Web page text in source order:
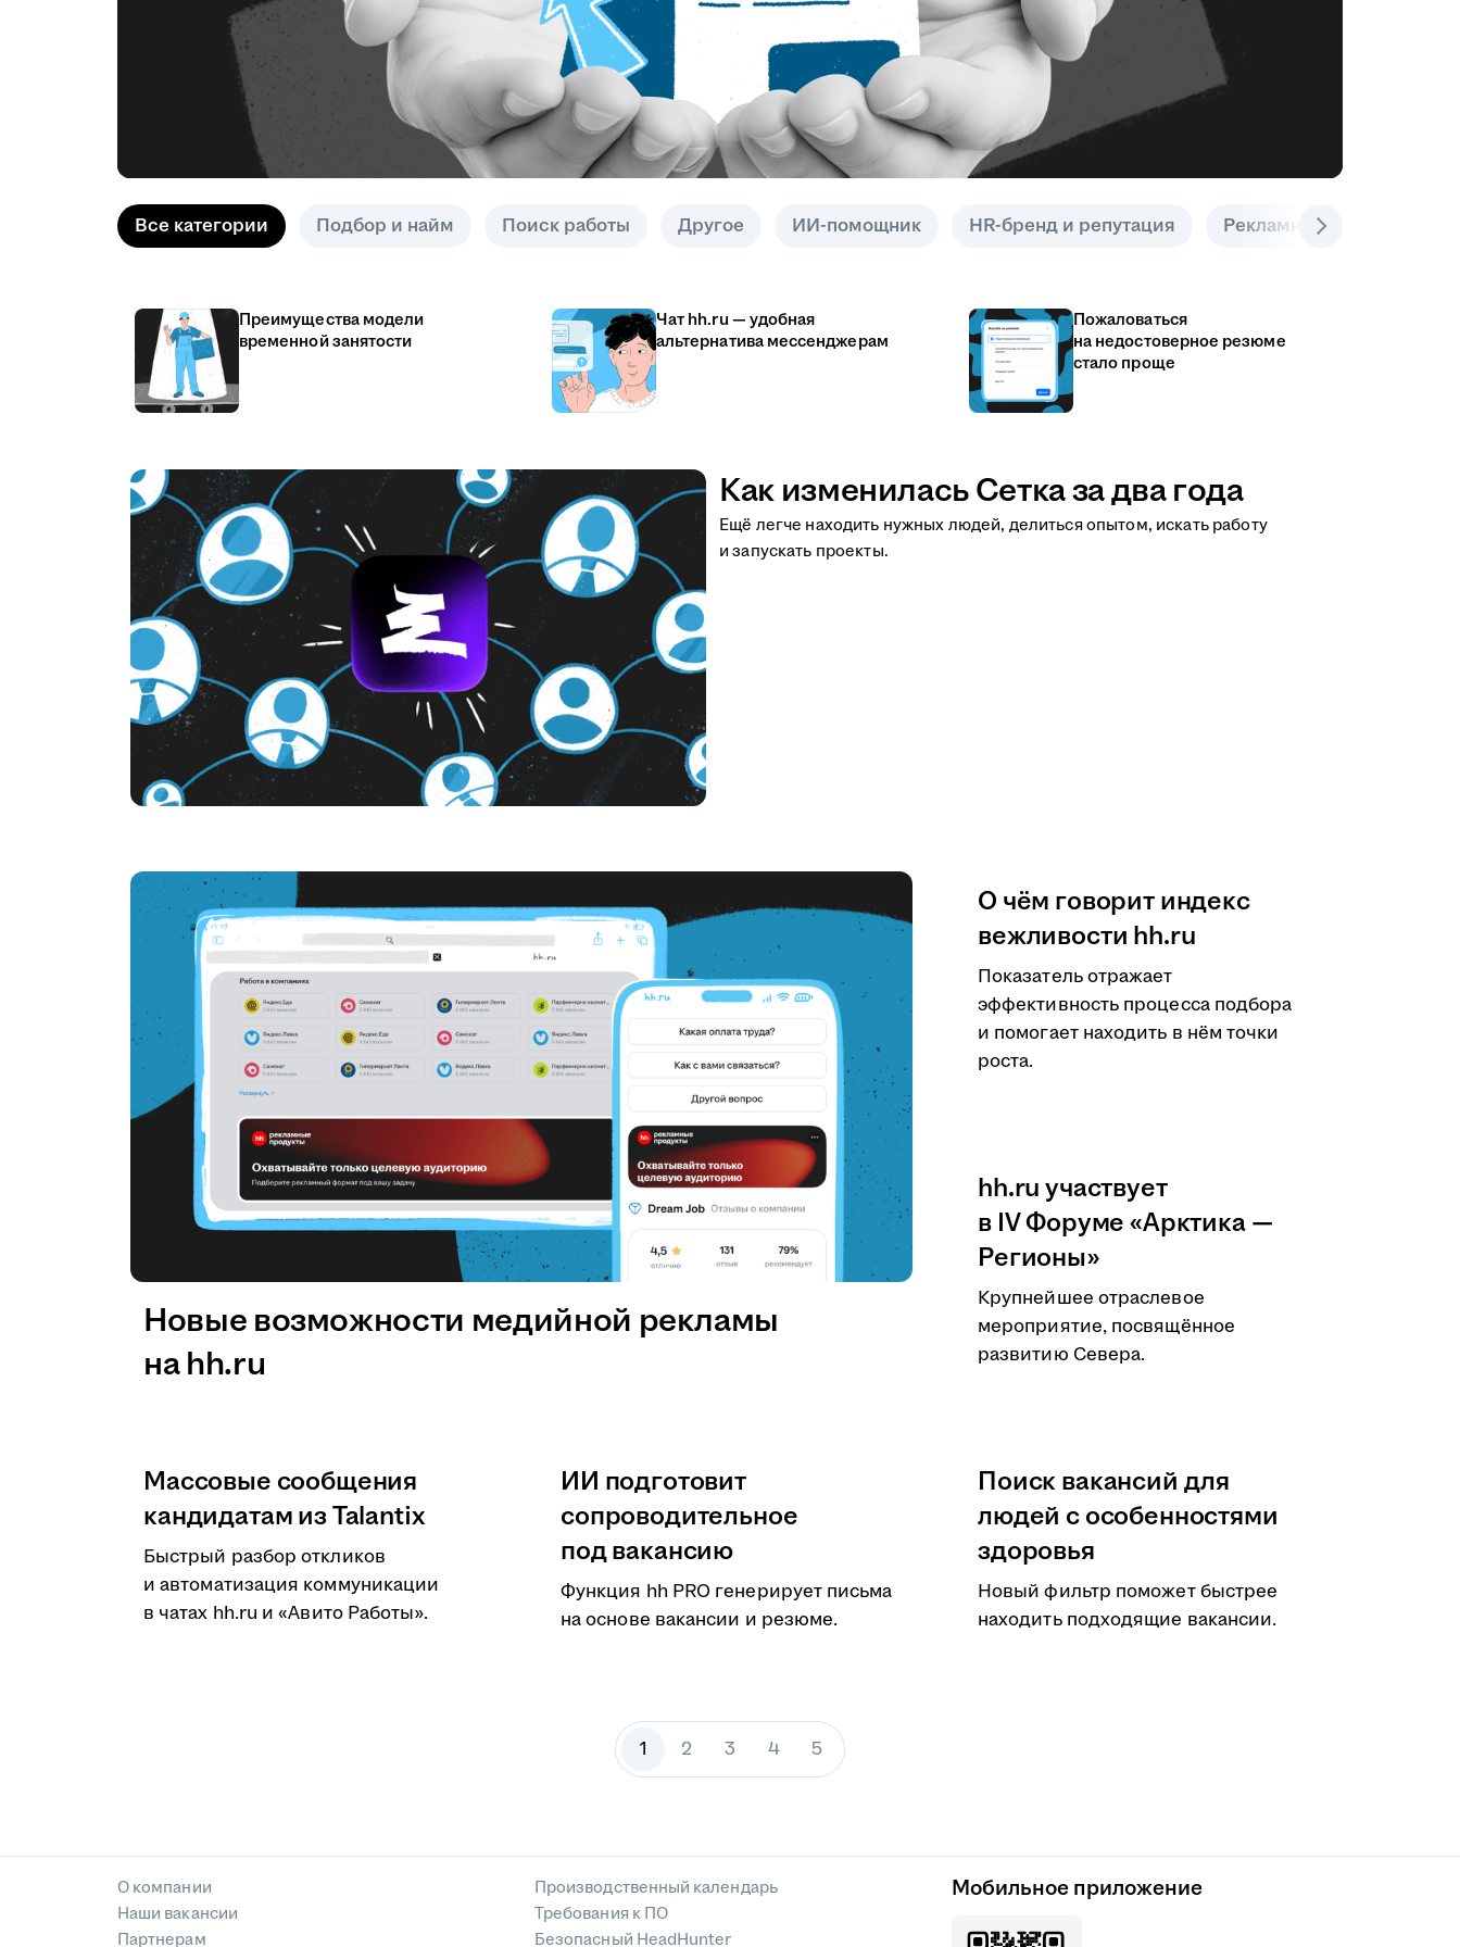
Все категории Подбор и найм Поиск работы Другое ИИ-помощник HR-бренд и репутация Рекламные инструменты
Преимущества модели
временной занятости
Чат hh.ru — удобная
альтернатива мессенджерам
Пожаловаться
на недостоверное резюме
стало проще
Как изменилась Сетка за два года
Ещё легче находить нужных людей, делиться опытом, искать работу
и запускать проекты.
Новые возможности медийной рекламы
на hh.ru
О чём говорит индекс
вежливости hh.ru
Показатель отражает
эффективность процесса подбора
и помогает находить в нём точки
роста.
hh.ru участвует
в IV Форуме «Арктика —
Регионы»
Крупнейшее отраслевое
мероприятие, посвящённое
развитию Севера.
Массовые сообщения
кандидатам из Talantix
Быстрый разбор откликов
и автоматизация коммуникации
в чатах hh.ru и «Авито Работы».
ИИ подготовит
сопроводительное
под вакансию
Функция hh PRO генерирует письма
на основе вакансии и резюме.
Поиск вакансий для
людей с особенностями
здоровья
Новый фильтр поможет быстрее
находить подходящие вакансии.
1 2 3 4 5
О компании
Наши вакансии
Партнерам
Производственный календарь
Требования к ПО
Безопасный HeadHunter
Мобильное приложение